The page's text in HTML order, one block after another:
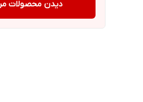
دیدن محصولات